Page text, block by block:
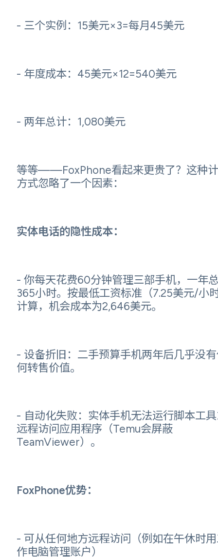
- 三个实例：15美元×3=每月45美元
- 年度成本：45美元×12=540美元
- 两年总计：1,080美元
等等——FoxPhone看起来更贵了？这种
方式忽略了一个因素：
实体电话的隐性成本：
- 你每天花费60分钟管理三部手机，一年
365小时。按最低工资标准（7.25美元/小
计算，机会成本为2,646美元。
- 设备折旧：二手预算手机两年后几乎没
何转售价值。
- 自动化失败：实体手机无法运行脚本工
远程访问应用程序（Temu会屏蔽
TeamViewer）。
FoxPhone优势：
- 可从任何地方远程访问（例如在午休时
作电脑管理账户）